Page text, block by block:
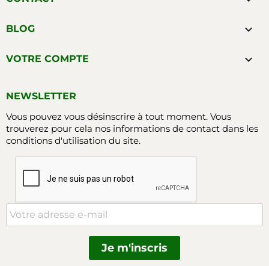
BLOG 
VOTRE COMPTE 
NEWSLETTER
Vous pouvez vous désinscrire à tout moment. Vous
trouverez pour cela nos informations de contact dans les
conditions d'utilisation du site.